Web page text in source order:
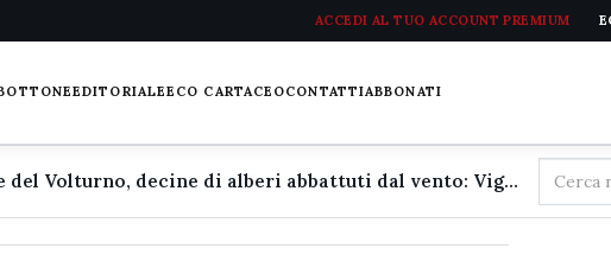
ACCEDI AL TUO ACCOUNT PREMIUM
EDITORIALEECO CARTACEOCONTATTIABBONATI
Tromba d'aria nella valle del Volturno, decine di alberi abbattuti dal vento: Vigili del fuoco ripristinano lo stato dei luoghi
Cerca
nel